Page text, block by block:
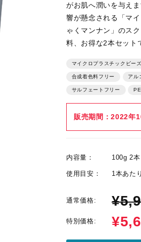
がお肌へ潤いを与え
響が懸念される「マ
ゃくマンナン」のス
料、お得な2本セット
マイクロプラスチックビー
合成着色料フリー アル
サルフェートフリー
販売期間：2022年
内容量： 100g 2本
使用目安： 1本あた
通常価格:
特別価格: